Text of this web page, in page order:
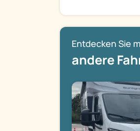
Entdecken Sie
andere